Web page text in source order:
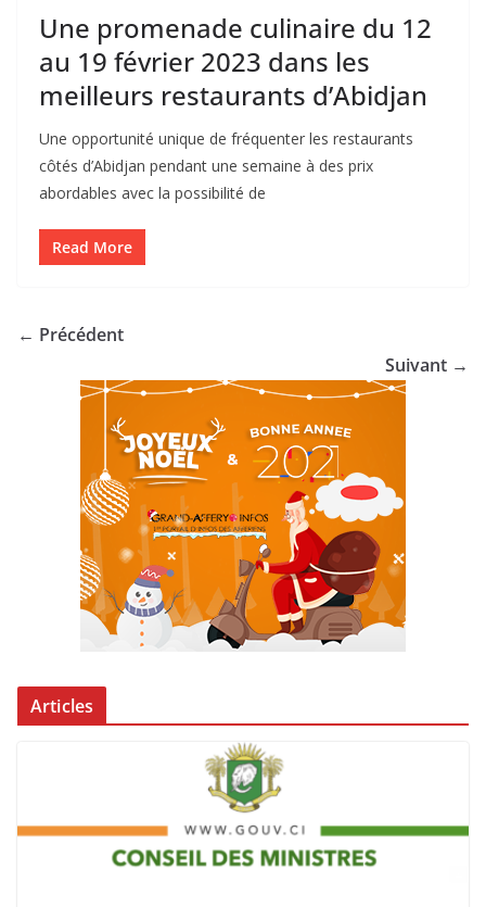
Une promenade culinaire du 12
au 19 février 2023 dans les
meilleurs restaurants d’Abidjan
Une opportunité unique de fréquenter les restaurants
côtés d’Abidjan pendant une semaine à des prix
abordables avec la possibilité de
Read More
← Précédent
Suivant →
Articles